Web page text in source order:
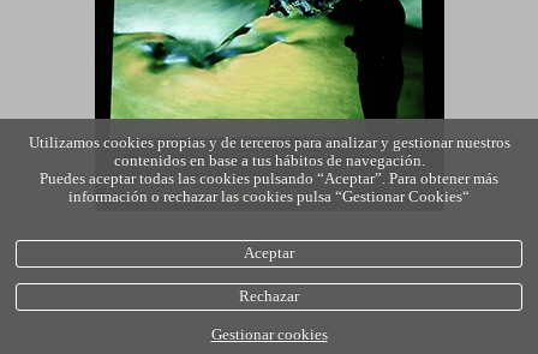
Utilizamos cookies propias y de terceros para analizar y gestionar nuestros
contenidos en base a tus hábitos de navegación.
Puedes aceptar todas las cookies pulsando “Aceptar”. Para obtener más
información o rechazar las cookies pulsa “Gestionar Cookies“
Aceptar
Rechazar
Gestionar cookies